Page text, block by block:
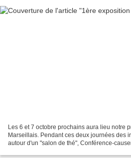
Les 6 et 7 octobre prochains aura lieu notre
Marseillais. Pendant ces deux journées des
autour d'un "salon de thé", Conférence-